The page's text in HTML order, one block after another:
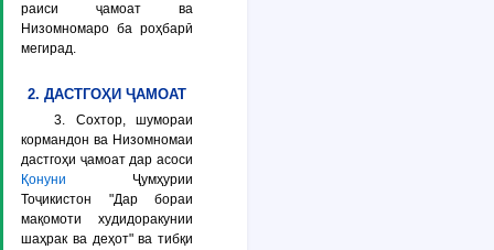
раиси ҷамоат ва
Низомномаро ба роҳбарӣ
мегирад.
2. ДАСТГОҲИ ҶАМОАТ
3. Сохтор, шумораи
кормандон ва Низомномаи
дастгоҳи ҷамоат дар асоси
Қонуни Ҷумҳурии
Тоҷикистон "Дар бораи
мақомоти худидоракунии
шаҳрак ва деҳот" ва тибқи